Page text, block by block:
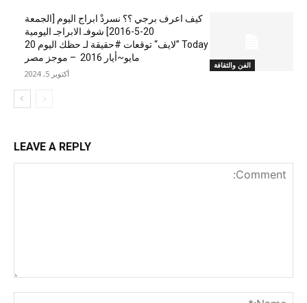
الفن والثقافة
كيف اعرف برجي ؟؟ نسردْ ابراج اليوم [الجمعة
20-5-2016] شوفـ الابراجـ اليومية
Today ”لايف“ توقعات #حقيقة لـ حظك اليوم 20
مايو~أيار 2016 – موجز مصر
أكتوبر 5, 2024
LEAVE A REPLY